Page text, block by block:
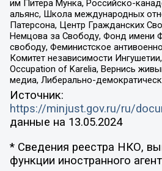
им Питера Мунка, Российско-
альянс, Школа международных
Патерсона, Центр Гражданских
Немцова за Свободу, Фонд имени
свободу, Феминистское
Комитет независимости
Occupation of Karelia, Вернись
медиа, Либерально-
Источник:
https://minjust.gov.ru/ru/
данные на 13.05.2024
* Сведения реестра НКО,
функции иностранного